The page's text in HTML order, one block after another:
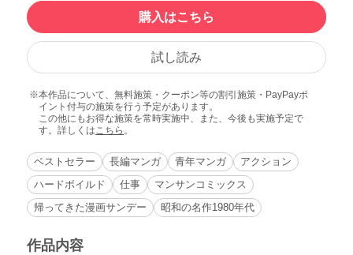
購入はこちら
試し読み
本作品について、無料施策・クーポン等の割引施策・PayPayポ
イント付与の施策を行う予定があります。
この他にもお得な施策を常時実施中、また、今後も実施予定で
す。詳しくはこちら 。
ベストセラー 長編マンガ 青年マンガ
アクション
ハードボイルド
仕事
マンサンコミックス
帰ってきた漫画サンデー
昭和の名作1980年代
作品内容